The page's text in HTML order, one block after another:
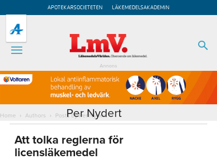
APOTEKARSOCIETETEN LÄKEMEDELSAKADEMIN
Annons
Home Authors Posts by Per Nydert
Per Nydert
Att tolka reglerna för
licensläkemedel